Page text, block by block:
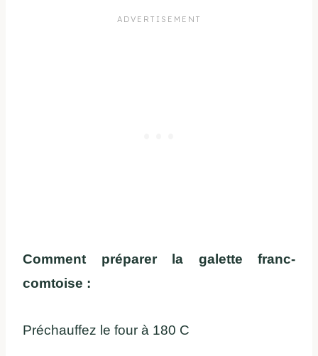
Comment préparer la galette franc-
comtoise :
Préchauffez le four à 180 C